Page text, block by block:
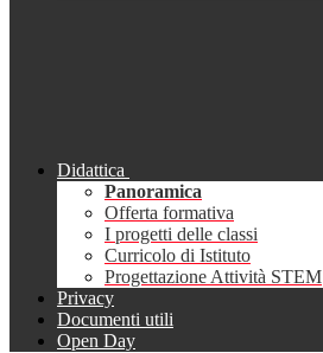
Didattica
Panoramica
Offerta formativa
I progetti delle classi
Curricolo di Istituto
Progettazione Attività STEM
Privacy
Documenti utili
Open Day